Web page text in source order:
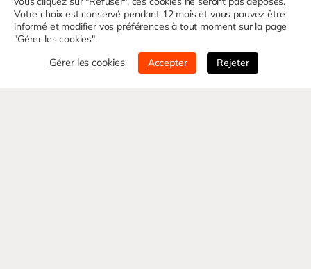
Votre choix est conservé pendant 12 mois et vous pouvez être
informé et modifier vos préférences à tout moment sur la page
"Gérer les cookies".
Gérer les cookies Accepter Rejeter